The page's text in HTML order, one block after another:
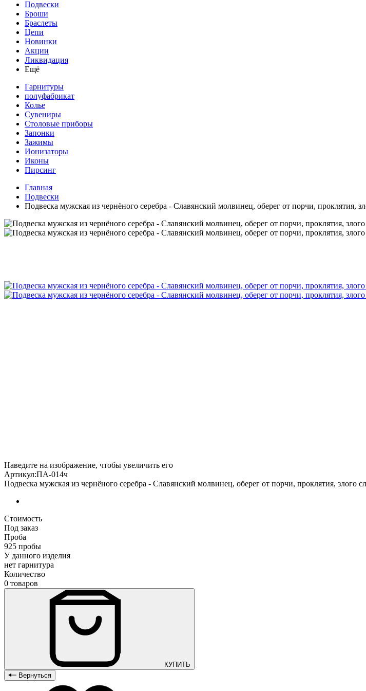
Подвески
Броши
Браслеты
Цепи
Новинки
Акции
Ликвидация
Ещё
Гарнитуры
полуфабрикат
Колье
Сувениры
Столовые приборы
Запонки
Зажимы
Ионизаторы
Иконы
Пирсинг
Главная
Подвески
Подвеска мужская из чернёного серебра - Славянский молвинец, оберег от порчи, проклятия,
Наведите на изображение, чтобы увеличить его
Артикул:ПА-014ч
Подвеска мужская из чернёного серебра - Славянский молвинец, оберег от порчи, проклятия, злого
Стоимость
Под заказ
Проба
925 пробы
У данного изделия
нет гарнитура
Количество
0 товаров
КУПИТЬ
Вернуться